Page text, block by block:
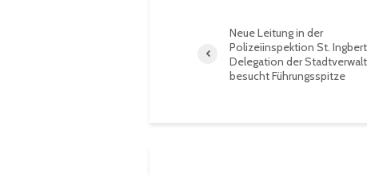
Neue Leitung in der
Polizeiinspektion St.
Delegation der
besucht Führungsspitze